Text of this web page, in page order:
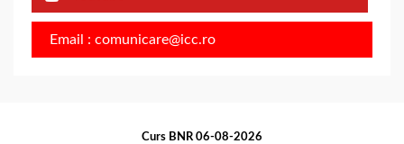
Email : comunicare@icc.ro
Curs BNR 06-08-2026